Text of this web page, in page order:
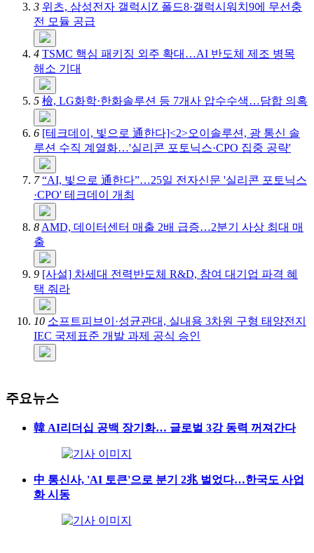
3 위츠, 삼성전자 갤럭시Z 폴드8·갤럭시워치9에 무선충
전 모듈 공급
4 TSMC 핵심 패키징 외주 확대…AI 반도체 제조 병목
해소 기대
5 檢, LG화학·한화솔루션 등 7개사 압수수색…담합 의혹
6 [테크데이, 빛으로 通한다]<2>오이솔루션, 광 통신 솔
루션 수직 계열화…'실리콘 포토닉스·CPO 집중 공략'
7 “AI, 빛으로 通한다”…25일 전자신문 '실리콘 포토닉스
·CPO' 테크데이 개최
8 AMD, 데이터센터 매출 2배 급증…2분기 사상 최대 매
출
9 [사설] 차세대 전력반도체 R&D, 참여 대기업 파격 혜
택 줘라
10 소프트피브이·성균관대, 실내용 3차원 구형 태양전지
IEC 국제표준 개발 과제 공식 승인
주요뉴스
韓 AI리더십 공백 장기화… 글로벌 3강 동력 꺼져간다
中 통신사, 'AI 토큰'으로 분기 2兆 벌었다…한국도 사업
화 시동